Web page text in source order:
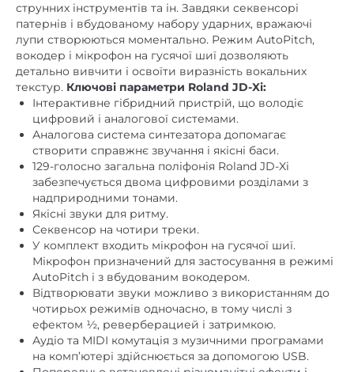
Кількість треків для запису
чотиридоріжковий
патерн-секвенсор
Лінійний аудіовихід L/Mono,R
Акустична система, кількість
динаміків / розмір / потужність
ні
Лінійний аудіовхід
LINE (MONO) /
Guitar Input
ефекти PCM-апаратури. Наприклад, педи, різні звуки
струнних інструментів та ін. Завдяки секвенсорі
патернів і вбудованому набору ударних, вражаючі
лупи створюються моментально. Режим AutoPitch,
вокодер і мікрофон на гусячої шиї дозволяють
детально вивчити і освоїти виразність вокальних
текстур.Ключові параметри Roland JD-Xi:
Інтерактивне гібридний пристрій, що володіє
цифровий і аналогової системами.
Аналогова система синтезатора допомагає
створити справжнє звучання і якісні баси.
129-голосно загальна поліфонія Roland JD-Xi
забезпечується двома цифровими розділами з
надприродними тонами.
Якісні звуки для ритму.
Секвенсор на чотири треки.
У комплект входить мікрофон на гусячої шиї.
Мікрофон призначений для застосування в режимі
AutoPitch і з вбудованим вокодером.
Відтворювати звуки можливо з використанням до
чотирьох режимів одночасно, в тому числі з
ефектом ½, реверберацией і затримкою.
Аудіо та MIDI комутація з музичними програмами